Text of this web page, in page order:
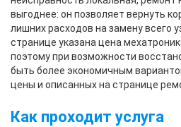
выгоднее: он позволяет вернуть
лишних расходов на замену всего
странице указана цена
поэтому при возможности
быть более экономичным
цены и описанных на странице
Как проходит услуга